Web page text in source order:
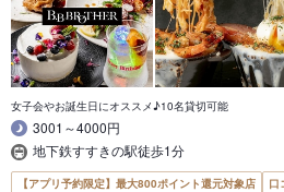
女子会やお誕生日にオススメ♪10名貸切可能
3001～4000円
地下鉄すすきの駅徒歩1分
【アプリ予約限定】最大800ポイント還元対象店
口